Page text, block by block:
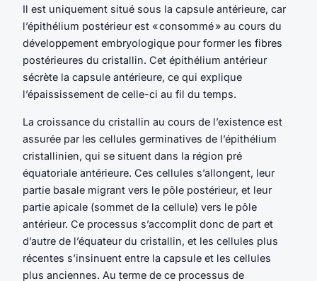
Il est uniquement situé sous la capsule antérieure, car
l’épithélium postérieur est « consommé » au cours du
développement embryologique pour former les fibres
postérieures du cristallin. Cet épithélium antérieur
sécrète la capsule antérieure, ce qui explique
l’épaississement de celle-ci au fil du temps.
La croissance du cristallin au cours de l’existence est
assurée par les cellules germinatives de l’épithélium
cristallinien, qui se situent dans la région pré
équatoriale antérieure. Ces cellules s’allongent, leur
partie basale migrant vers le pôle postérieur, et leur
partie apicale (sommet de la cellule) vers le pôle
antérieur. Ce processus s’accomplit donc de part et
d’autre de l’équateur du cristallin, et les cellules plus
récentes s’insinuent entre la capsule et les cellules
plus anciennes. Au terme de ce processus de